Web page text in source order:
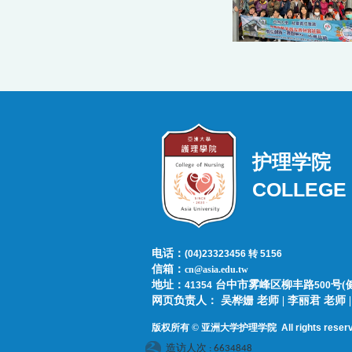
护理学院
COLLEGE
电话： (04)23323456 转 5156
信箱： cn@asia.edu.tw
地址： 41354 台中市雾峰区柳丰路500号(
网页负责人：​​​ ​吴桦姗 老师 | 李丽君 老师
版权所有 © 亚洲大学护理学院 All rights
造访人次 : 6634848